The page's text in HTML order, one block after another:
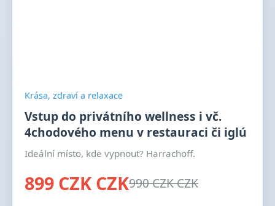
Krása, zdraví a relaxace
Vstup do privátního wellness i vč.
4chodového menu v restauraci či iglú
Ideální místo, kde vypnout? Harrachoff.
899 CZK CZK990 CZK CZK